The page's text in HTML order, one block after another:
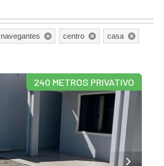
navegantes centro
casa
240 METROS PRIVATIVO